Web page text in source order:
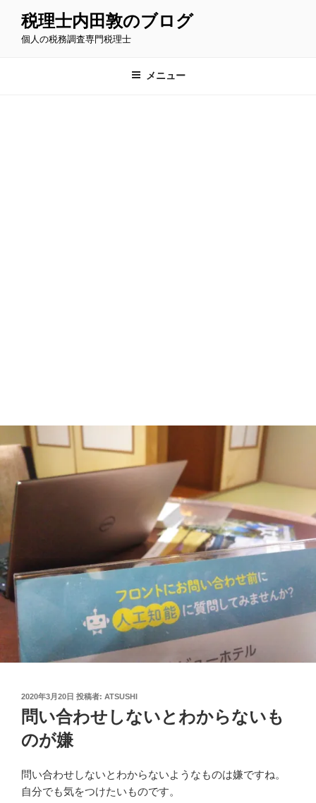
税理士内田敦のブログ
個人の税務調査専門税理士
メニュー
投
稿
日:
2020年3月20日 投稿者: ATSUSHI
問い合わせしないとわからないも
のが嫌
問い合わせしないとわからないようなものは嫌ですね。
自分でも気をつけたいものです。